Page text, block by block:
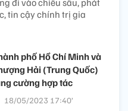
đi vào chiều sâu, phát
tin cậy chính trị gia
phố Hồ Chí Minh và
Hải (Trung Quốc)
cường hợp tác
18/05/2023 17:40’